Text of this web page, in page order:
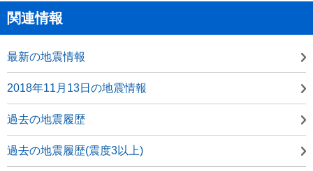
関連情報
最新の地震情報
2018年11月13日の地震情報
過去の地震履歴
過去の地震履歴(震度3以上)